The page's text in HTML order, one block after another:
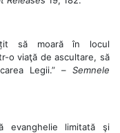
să moară în locul
o viaţă de ascultare, să
Legii.” – Semnele
evanghelie limitată şi